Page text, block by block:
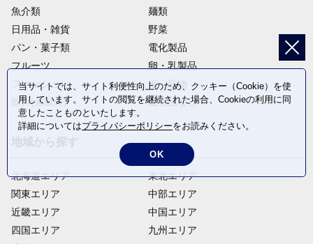
魚介類
麺類
日用品・雑貨
野菜
パン・菓子類
電化製品
フルーツ
卵・乳製品
ファッション
米・穀物
飲料(酒以外)
返礼品なし
北海道エリア
関東エリア
近畿エリア
四国エリア
東北エリア
中部エリア
中国エリア
九州エリア
当サイトでは、サイト利便性向上のため、クッキー（Cookie）を使
用しています。サイトの閲覧を継続された場合、Cookieの利用に同
意したことものといたします。
詳細についてはプライバシーポリシーをお読みください。
OK